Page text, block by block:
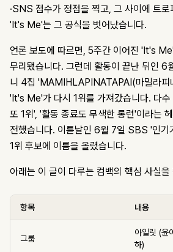
·SNS 점수가 정점을 찍고, 그 사이에 트
'It's Me'는 그 공식을 벗어났습니다.
언론 보도에 따르면, 5주간 이어진 'It's
무리됐습니다. 그런데 활동이 끝난 뒤인 6
니 4집 'MAMIHLAPINATAPAI(마밀라피
'It's Me'가 다시 1위를 가져갔습니다. 다수
또 1위', '활동 종료도 무색한 롱런'이라는
전했습니다. 이튿날인 6월 7일 SBS '인
1위 후보에 이름을 올렸습니다.
아래는 이 글이 다루는 컴백의 핵심 사실을
항목 내용
그룹
아일릿 (윤
하)